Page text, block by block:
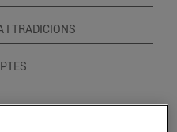
I TRADICIONS